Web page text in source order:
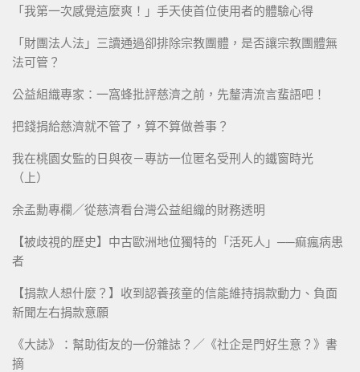
「我第一次感覺這麼爽！」手天使首位使用者的體驗心得
「財團法人法」三讀通過卻排除宗教團體，是否讓宗教團體無
法可管？
公益組織專家：一窩蜂批評慈濟之前，先釐清流言蜚語吧！
把錢捐給慈濟就不管了，算不算做善事？
我在桃園女監的日與夜－專訪一位匿名受刑人的鐵窗時光
（上）
余孟勳專欄／從慈濟看台灣公益組織的財務透明
【被歧視的歷史】中古歐洲地位獨特的「活死人」──痲瘋病患
者
【捐款人想什麼？】收到認養孩童的信能維持捐款動力、負面
新聞左右捐款意願
《大誌》：幫助街友的一份雜誌？／《社企是門好生意？》書
摘